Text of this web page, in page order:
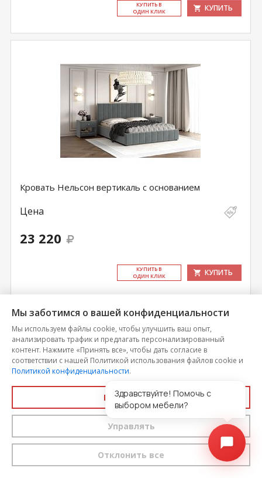
КУ­ПИТЬ В
ОДИН КЛИК
КУПИТЬ
Кровать Нельсон вертикаль с основанием
Цена
23 220
КУ­ПИТЬ В
ОДИН КЛИК
КУПИТЬ
Кровать Футуро с подъемным механизмом
Мы заботимся о вашей конфиденциальности
Мы используем файлы cookie, чтобы улучшить ваш опыт,
анализировать трафик и предлагать персонализированный
контент. Нажмите «Принять все», чтобы дать согласие в
соответствии с нашей Политикой использования файлов cookie и
Политикой конфиденциальности.
Принять все
Управлять
Отклонить все
Здравствуйте! Помочь с
выбором мебели?